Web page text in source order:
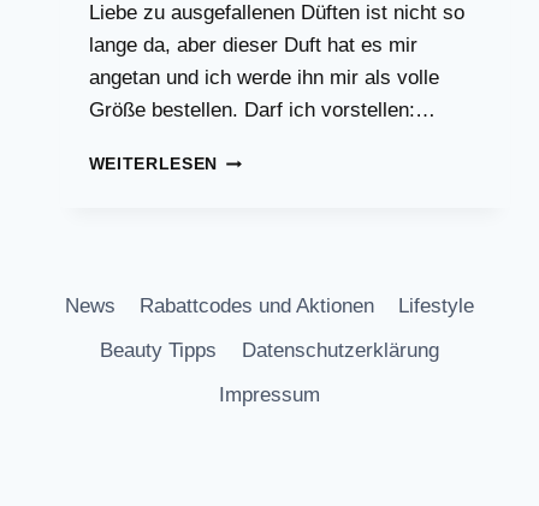
Liebe zu ausgefallenen Düften ist nicht so
lange da, aber dieser Duft hat es mir
angetan und ich werde ihn mir als volle
Größe bestellen. Darf ich vorstellen:…
WEITERLESENREPLICA
TEST
News Rabattcodes und Aktionen
Lifestyle
Beauty Tipps
Datenschutzerklärung
Impressum